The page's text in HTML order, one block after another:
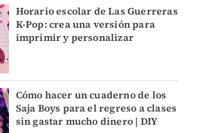
Horario escolar de Las Guerreras
K-Pop: crea una versión para
imprimir y personalizar
Cómo hacer un cuaderno de los
Saja Boys para el regreso a clases
sin gastar mucho dinero | DIY